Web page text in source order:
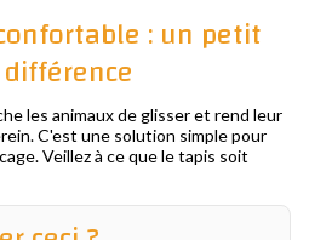
: un petit
les animaux de glisser et rend leur
C'est une solution simple pour
Veillez à ce que le tapis soit